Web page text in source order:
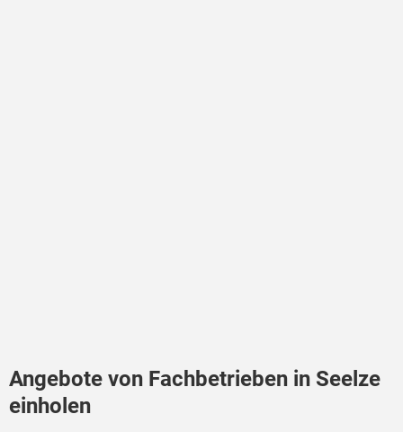
Angebote von Fachbetrieben in Seelze
einholen